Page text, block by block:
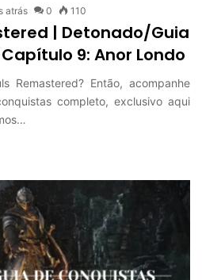
atrás 0 110
| Detonado/Guia
9: Anor Londo
Remastered? Então, acompanhe
completo, exclusivo aqui